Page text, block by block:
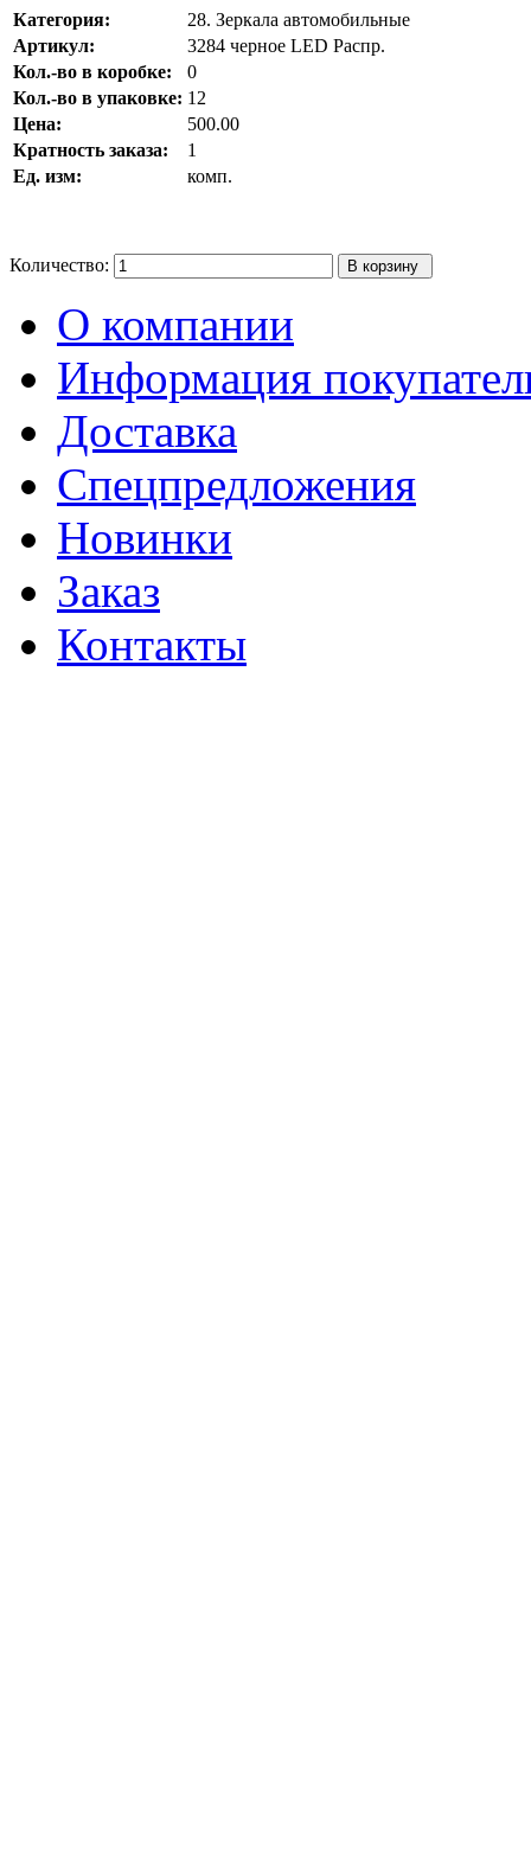
Категория:
28. Зеркала автомобильные
Артикул:
3284 черное LED Распр.
Кол.-во в коробке:
0
Кол.-во в упаковке: 12
Цена:
500.00
Кратность заказа:
1
Ед. изм:
комп.
Количество:
О компании
Информация
Доставка
Спецпредложения
Новинки
Заказ
Контакты